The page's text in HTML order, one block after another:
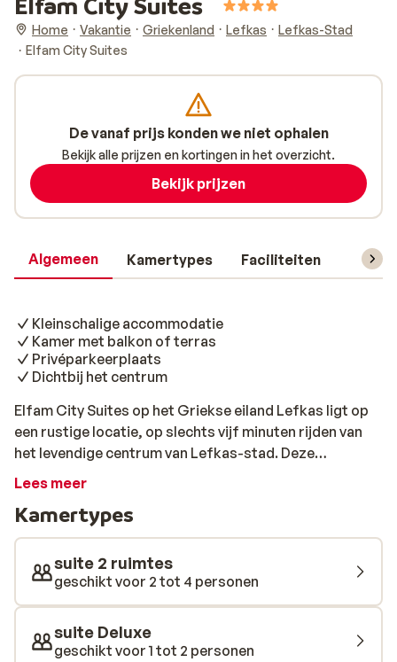
Home Vakantie Griekenland Lefkas
Lefkas-Stad
Elfam City Suites
Algemeen Kamertypes Faciliteiten
Kleinschalige accommodatie
Kamer met balkon of terras
Privéparkeerplaats
Dichtbij het centrum
Elfam City Suites op het Griekse eiland Lefkas ligt op
een rustige locatie, op slechts vijf minuten rijden van
het levendige centrum van Lefkas-stad. Deze
kleinschalige accommodatie combineert comfort met
privéparkeerplaats en moderne kamers met balkon of
terras. De suites zijn smaakvol ingericht met warme
tinten, moderne meubels en natuurlijke materialen.
Dankzij de cocomat matrassen slaap je hier heerlijk
zacht en ondersteunend. De kamers voelen ruim en licht
aan, met veel aandacht voor comfort en rust. Een extra
pluspunt is de eigen parkeerplaats: ideaal als je met een
Lees meer
Kamertypes
suite 2 ruimtes
geschikt voor 2 tot 4 personen
suite Deluxe
geschikt voor 1 tot 2 personen
De vanaf prijs konden we niet ophalen
Bekijk alle prijzen en kortingen in het overzicht.
Bekijk prijzen